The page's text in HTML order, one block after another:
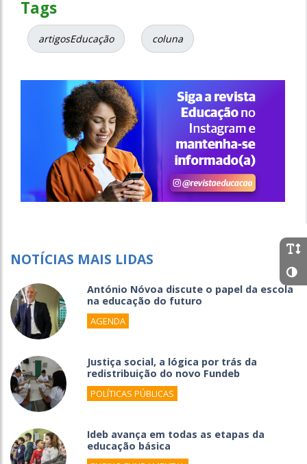
Tags
artigosEducação coluna
NOTÍCIAS MAIS LIDAS
António Nóvoa discute o papel da escola
na educação do futuro
AGENDA
Justiça social, a lógica por trás da
redistribuição do novo Fundeb
POLÍTICAS PÚBLICAS
Ideb avança em todas as etapas da
educação básica